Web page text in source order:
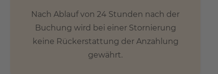
Nach Ablauf von 24 Stunden nach der
Buchung wird bei einer Stornierung
keine Rückerstattung der Anzahlung
gewährt.